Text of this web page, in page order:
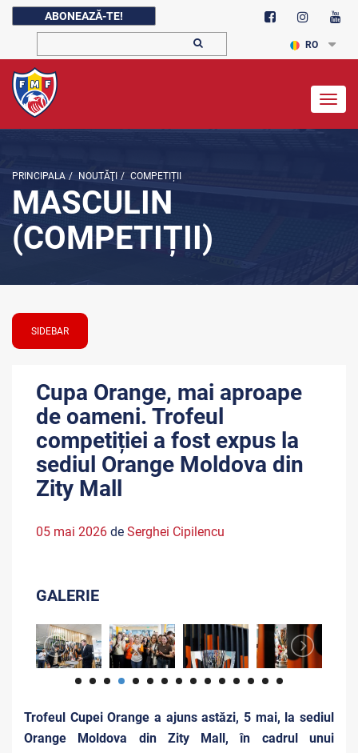
ABONEAZĂ-TE!
RO
PRINCIPALA / NOUTĂŢI / COMPETIȚII
MASCULIN
(COMPETIȚII)
SIDEBAR
Cupa Orange, mai aproape
de oameni. Trofeul
competiției a fost expus la
sediul Orange Moldova din
Zity Mall
05 mai 2026 de Serghei Cipilencu
GALERIE
Trofeul Cupei Orange a ajuns astăzi, 5 mai, la sediul
Orange Moldova din Zity Mall, în cadrul unui